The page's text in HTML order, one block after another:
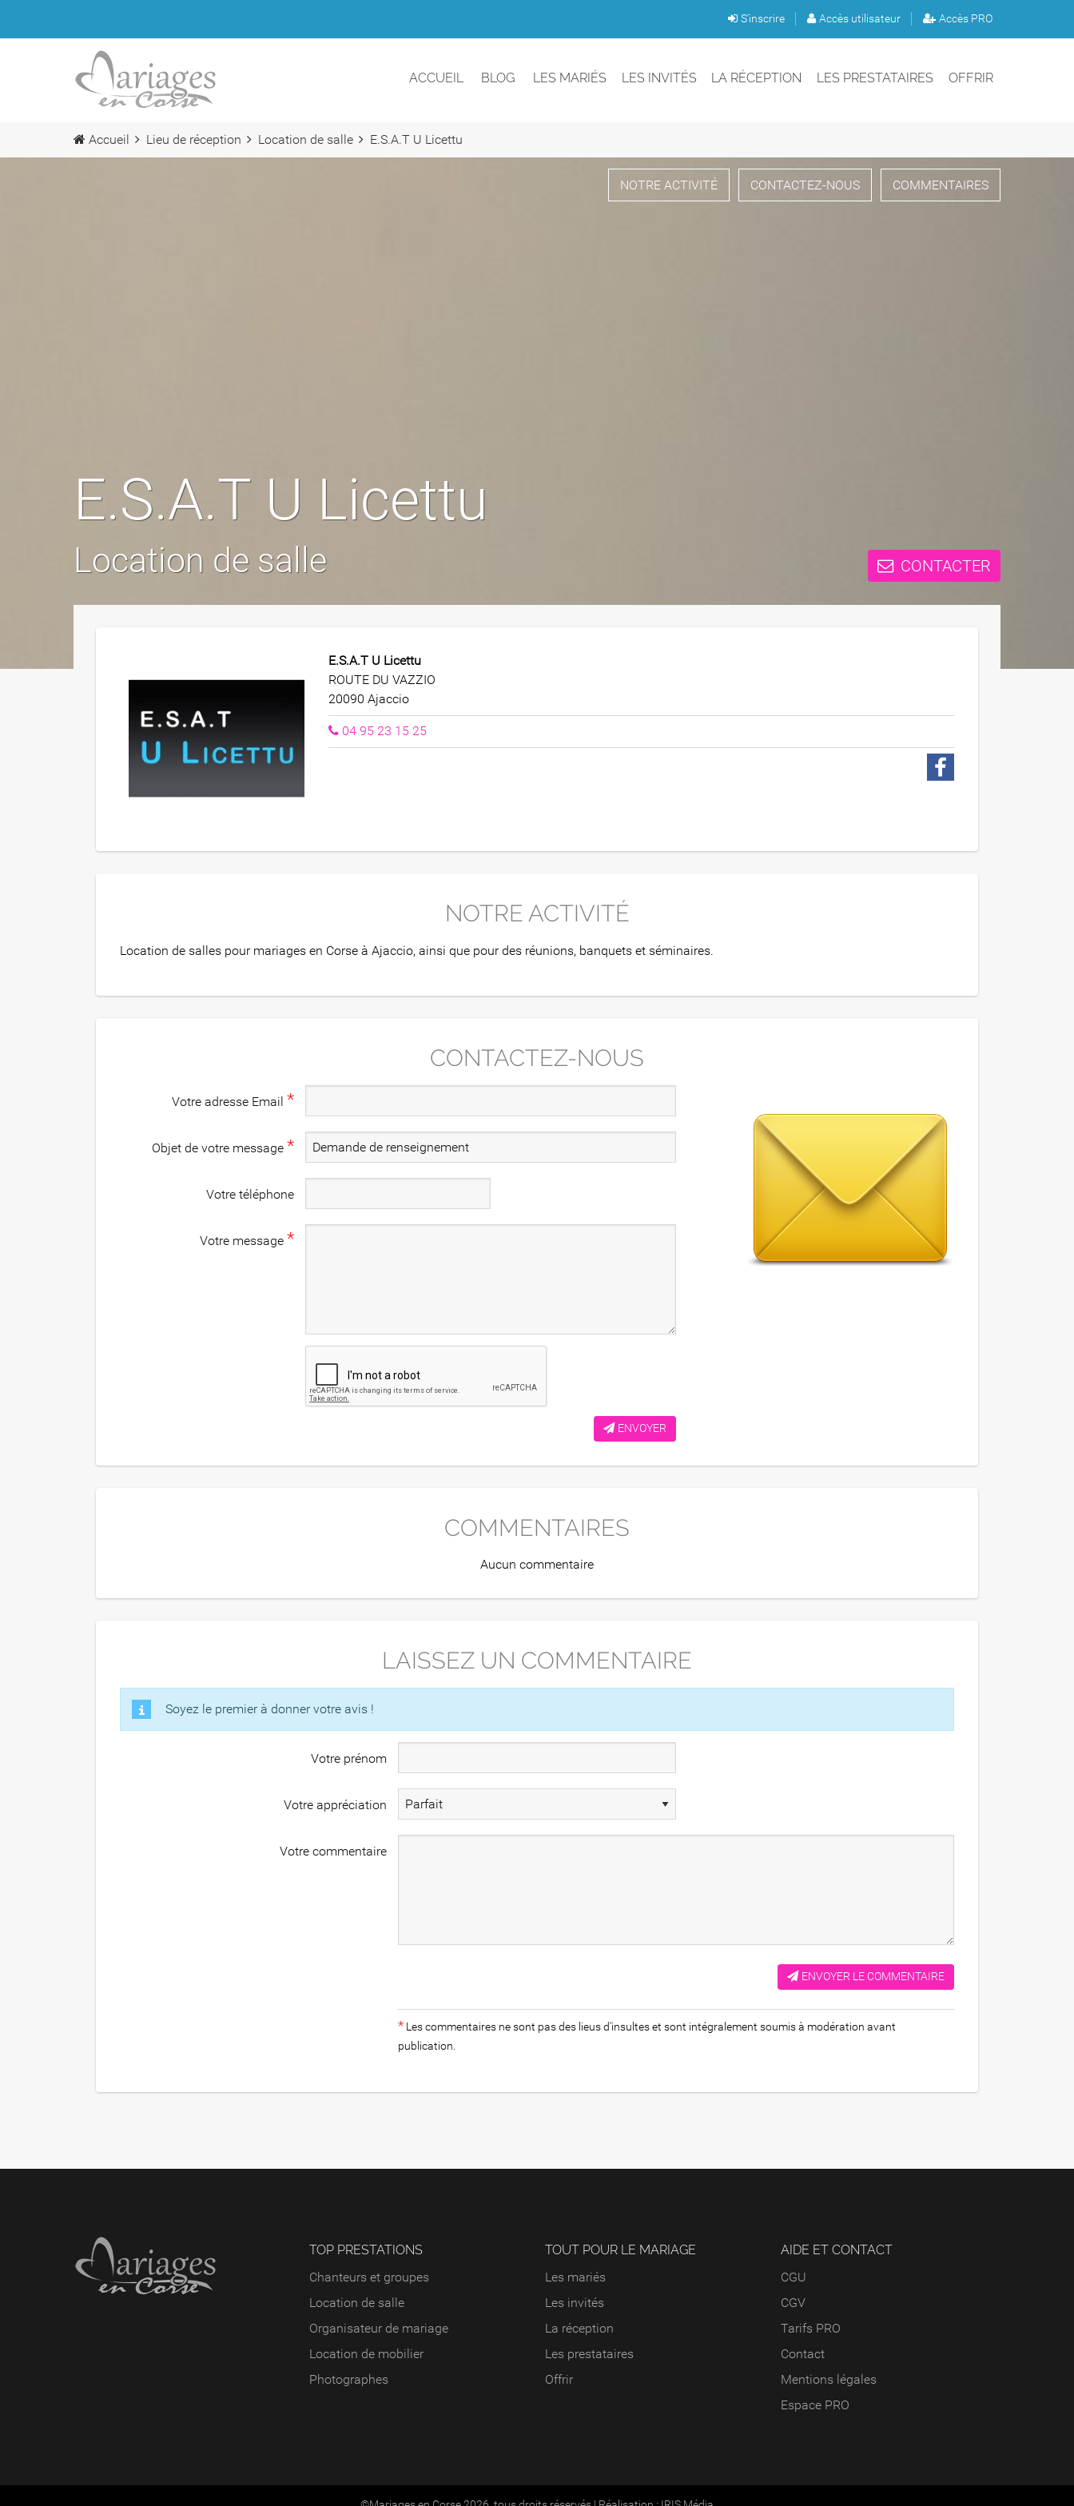
S'inscrire Accès utilisateur Accès PRO
ACCUEIL BLOG LES MARIÉS LES INVITÉS LA RÉCEPTION LES PRESTATAIRES OFFRIR
Accueil Lieu de réception Location de salle E.S.A.T U Licettu
NOTRE ACTIVITÉ CONTACTEZ-NOUS COMMENTAIRES
E.S.A.T U Licettu
Location de salle CONTACTER
E.S.A.T U Licettu
ROUTE DU VAZZIO
20090 Ajaccio
04 95 23 15 25
NOTRE ACTIVITÉ
Location de salles pour mariages en Corse à Ajaccio, ainsi que pour des réunions, banquets et séminaires.
CONTACTEZ-NOUS
Votre adresse Email *
Objet de votre message *
Votre téléphone
Votre message *
ENVOYER
COMMENTAIRES
Aucun commentaire
LAISSEZ UN COMMENTAIRE
Soyez le premier à donner votre avis !
Votre prénom
Votre appréciation
Votre commentaire
ENVOYER LE COMMENTAIRE
* Les commentaires ne sont pas des lieus d'insultes et sont intégralement soumis à modération avant
publication.
TOP PRESTATIONS
Chanteurs et groupes
Location de salle
Organisateur de mariage
Location de mobilier
Photographes
TOUT POUR LE MARIAGE
Les mariés
Les invités
La réception
Les prestataires
Offrir
AIDE ET CONTACT
CGU
CGV
Tarifs PRO
Contact
Mentions légales
Espace PRO